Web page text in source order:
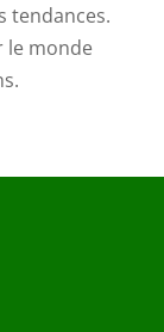
tendances.
le monde